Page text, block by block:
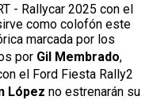
- Rallycar 2025 con el
como colofón este
marcada por los
por Gil Membrado,
el Ford Fiesta Rally2
López no estrenarán su